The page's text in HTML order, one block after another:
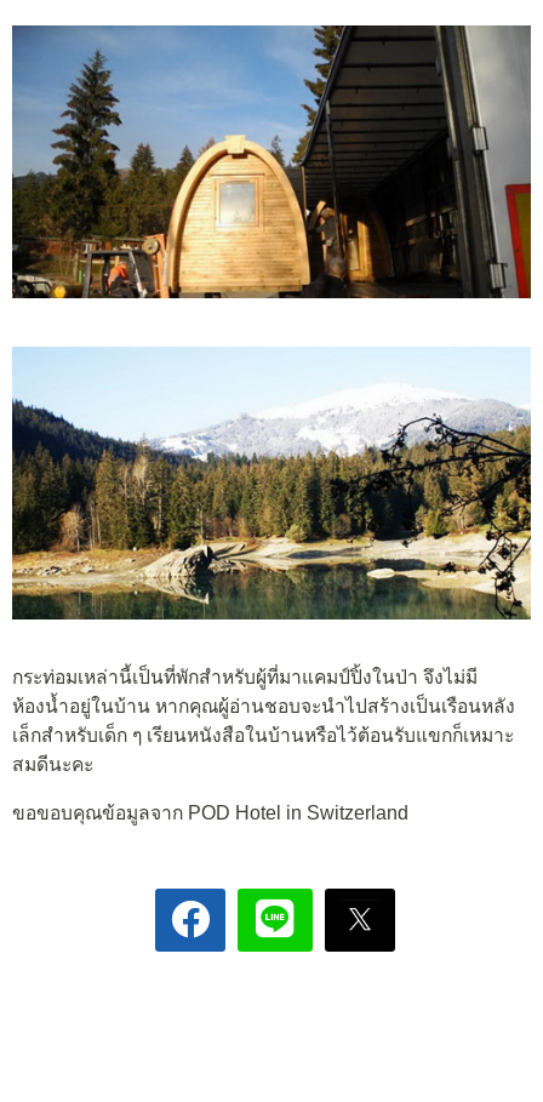
กระท่อมเหล่านี้เป็นที่พักสำหรับผู้ที่มาแคมป์ปิ้งในป่า จึงไม่มี
ห้องน้ำอยู่ในบ้าน หากคุณผู้อ่านชอบจะนำไปสร้างเป็นเรือนหลัง
เล็กสำหรับเด็ก ๆ เรียนหนังสือในบ้านหรือไว้ต้อนรับแขกก็เหมาะ
สมดีนะคะ
ขอขอบคุณข้อมูลจาก POD Hotel in Switzerland